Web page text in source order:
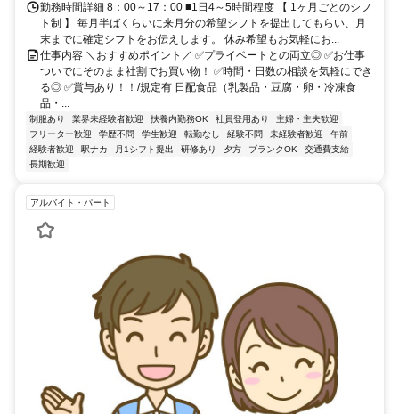
勤務時間詳細 8：00～17：00 ■1日4～5時間程度 【 1ヶ月ごとのシフ
ト制 】 毎月半ばくらいに来月分の希望シフトを提出してもらい、月
末までに確定シフトをお伝えします。 休み希望もお気軽にお...
仕事内容 ＼おすすめポイント／ ✅プライベートとの両立◎ ✅お仕事
ついでにそのまま社割でお買い物！ ✅時間・日数の相談を気軽にでき
る◎ ✅賞与あり！！/規定有 日配食品（乳製品・豆腐・卵・冷凍食
品・...
制服あり 業界未経験者歓迎 扶養内勤務OK 社員登用あり
主婦・主夫歓迎
フリーター歓迎
学歴不問 学生歓迎 転勤なし 経験不問 未経験者歓迎
午前
経験者歓迎
駅ナカ 月1シフト提出 研修あり 夕方 ブランクOK
交通費支給
長期歓迎
アルバイト・パート